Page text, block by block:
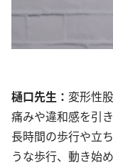
樋口先生： 変形性
痛みや違和感を引
長時間の歩行や立
うな歩行、動き始